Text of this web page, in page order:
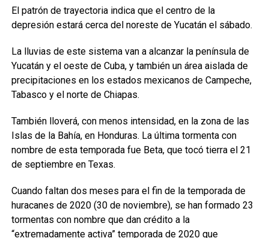
El patrón de trayectoria indica que el centro de la
depresión estará cerca del noreste de Yucatán el sábado.
La lluvias de este sistema van a alcanzar la península de
Yucatán y el oeste de Cuba, y también un área aislada de
precipitaciones en los estados mexicanos de Campeche,
Tabasco y el norte de Chiapas.
También lloverá, con menos intensidad, en la zona de las
Islas de la Bahía, en Honduras. La última tormenta con
nombre de esta temporada fue Beta, que tocó tierra el 21
de septiembre en Texas.
Cuando faltan dos meses para el fin de la temporada de
huracanes de 2020 (30 de noviembre), se han formado 23
tormentas con nombre que dan crédito a la
“extremadamente activa” temporada de 2020 que